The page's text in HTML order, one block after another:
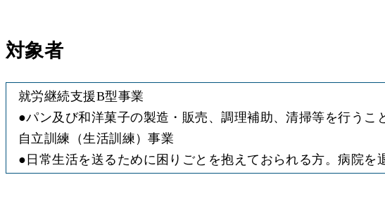
対象者
就労継続支援B型事業
●パン及び和洋菓子の製造・販売、調理補助、清掃等を行うこ
自立訓練（生活訓練）事業
● 日常生活を送るために困りごとを抱えておられる方。病院